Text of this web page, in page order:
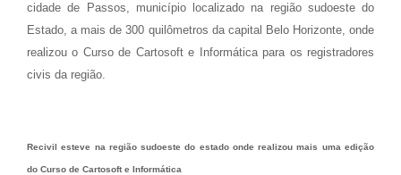
cidade de Passos, município localizado na região sudoeste do
Estado, a mais de 300 quilômetros da capital Belo Horizonte, onde
realizou o Curso de Cartosoft e Informática para os registradores
civis da região.
Recivil esteve na região sudoeste do estado onde realizou mais uma edição
do Curso de Cartosoft e Informática